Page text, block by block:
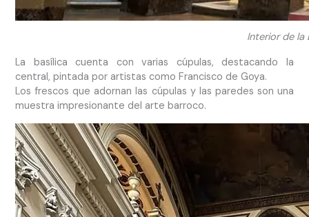
Interior de la
La basílica cuenta con varias cúpulas, destacando la
central, pintada por artistas como Francisco de Goya.
Los frescos que adornan las cúpulas y las paredes son una
muestra impresionante del arte barroco.